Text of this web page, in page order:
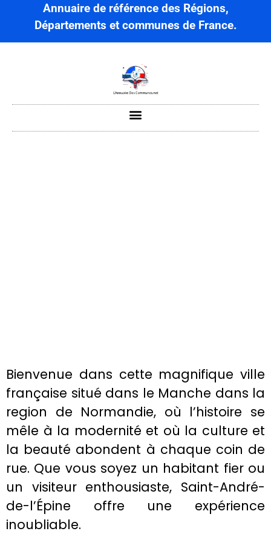
Annuaire de référence des Régions,
Départements et communes de France.
Bienvenue dans cette magnifique ville
française situé dans le Manche dans la
region de Normandie, où l’histoire se
mêle à la modernité et où la culture et
la beauté abondent à chaque coin de
rue. Que vous soyez un habitant fier ou
un visiteur enthousiaste, Saint-André-
de-l’Épine offre une expérience
inoubliable.